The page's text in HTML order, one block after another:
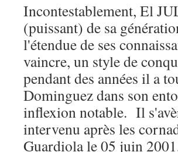
Incontestablement, El
(puissant) de sa
l'étendue de ses
vaincre, un style de
pendant des années il a
Dominguez dans son
inflexion notable. Il
intervenu après les
Guardiola le 05 juin